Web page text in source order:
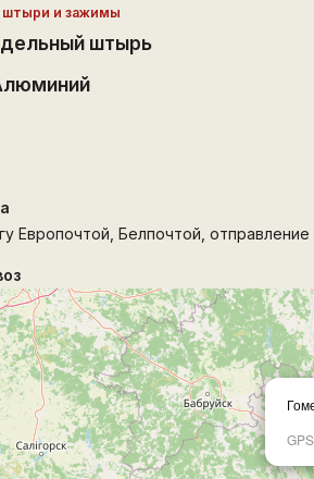
и зажимы
штырь
Европочтой, Белпочтой,
GPS